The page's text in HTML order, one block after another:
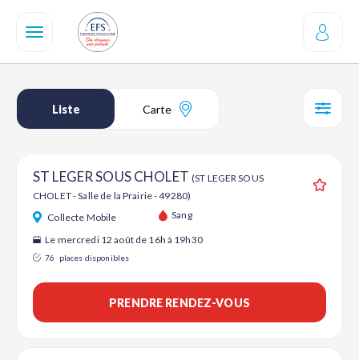
contenu
Liste Carte
ST LEGER SOUS CHOLET (ST LEGER SOUS
CHOLET - Salle de la Prairie - 49280)
Collecte Mobile Sang
Le mercredi 12 août de 16h à 19h30
76 places disponibles
PRENDRE RENDEZ-VOUS